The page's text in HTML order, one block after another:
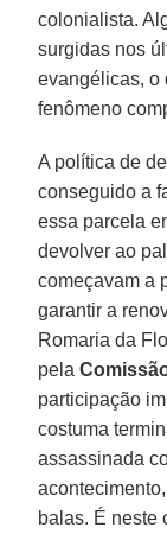
colonialista.
surgidas nos
evangélicas, o
fenômeno
A política de
conseguido a
essa parcela
devolver ao
começavam a
garantir a
Romaria da
pela
participação
costuma
assassinada
balas. É neste